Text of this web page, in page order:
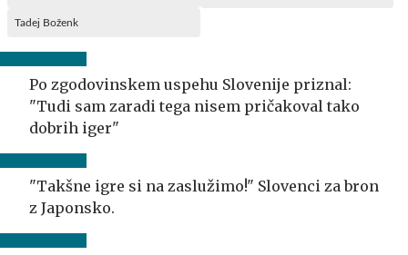
Tadej Boženk
Po zgodovinskem uspehu Slovenije priznal:
"Tudi sam zaradi tega nisem pričakoval tako
dobrih iger"
"Takšne igre si na zaslužimo!" Slovenci za bron
z Japonsko.